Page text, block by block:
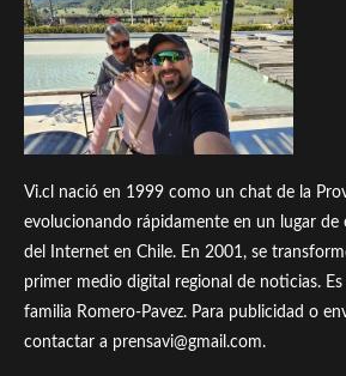
Vi.cl nació en 1999 como un chat de la
evolucionando rápidamente en un lugar de
del Internet en Chile. En 2001, se
primer medio digital regional de noticias.
familia Romero-Pavez. Para publicidad o
contactar a prensavi@gmail.com.